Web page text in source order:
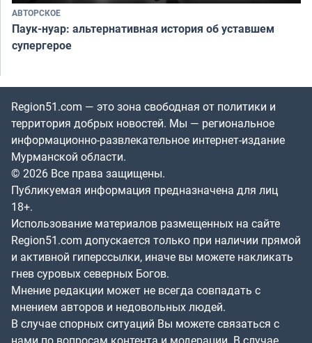
АВТОРСКОЕ
Паук-нуар: альтернативная история об уставшем
супергерое
Region51.com — это зона свободная от политики и
территория добрых новостей. Мы — региональное
информационно-развлекательное интернет-издание
Мурманской области.
© 2026 Все права защищены.
Публикуемая информация предназначена для лиц
18+.
Использование материалов размещенных на сайте
Region51.com допускается только при наличии прямой
и активной гиперссылки, иначе вы можете накликать
гнев суровых северных Богов.
Мнение редакции может не всегда совпадать с
мнением авторов и недовольных людей.
В случае спорных ситуаций Вы можете связаться с